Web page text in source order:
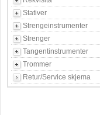
Stativer
Strengeinstrumenter
Strenger
Tangentinstrumenter
Trommer
Retur/Service skjema